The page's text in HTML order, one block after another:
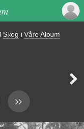
Skog i Våre Album
